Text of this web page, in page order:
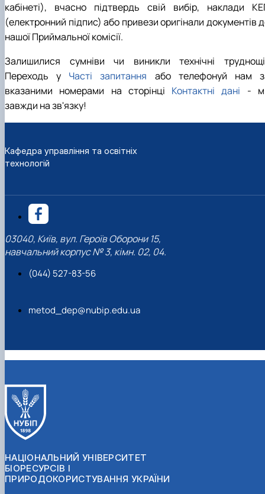
кабінеті), вчасно підтвердь свій вибір, наклади
(електронний підпис) або привези оригінали документів
нашої Приймальної комісії.
Залишилися сумніви чи виникли технічні
Переходь у Часті запитання або телефонуй нам
вказаними номерами на сторінці Контактні дані -
завжди на зв'язку!
Кафедра управління та освітніх
технологій
03040, Київ, вул. Героїв Оборони 15,
навчальний корпус № 3, кімн. 02, 04.
(044) 527-83-56
metod_dep@nubip.edu.ua
НАЦІОНАЛЬНИЙ УНІВЕРСИТЕТ
БІОРЕСУРСІВ І
ПРИРОДОКОРИСТУВАННЯ УКРАЇНИ